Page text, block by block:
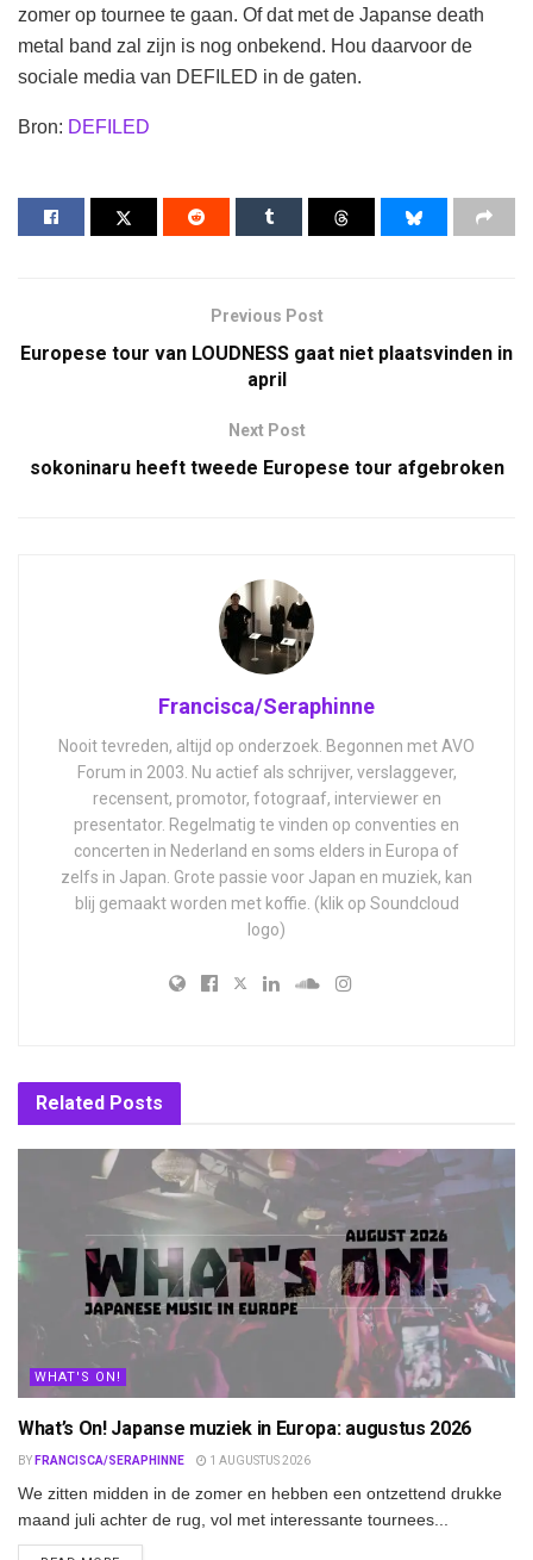
zomer op tournee te gaan. Of dat met de Japanse death
metal band zal zijn is nog onbekend. Hou daarvoor de
sociale media van DEFILED in de gaten.
Bron: DEFILED
Previous Post
Europese tour van LOUDNESS gaat niet plaatsvinden in
april
Next Post
sokoninaru heeft tweede Europese tour afgebroken
Francisca/Seraphinne
Nooit tevreden, altijd op onderzoek. Begonnen met AVO
Forum in 2003. Nu actief als schrijver, verslaggever,
recensent, promotor, fotograaf, interviewer en
presentator. Regelmatig te vinden op conventies en
concerten in Nederland en soms elders in Europa of
zelfs in Japan. Grote passie voor Japan en muziek, kan
blij gemaakt worden met koffie. (klik op Soundcloud
logo)
Related Posts
WHAT'S ON!
What’s On! Japanse muziek in Europa: augustus 2026
BY FRANCISCA/SERAPHINNE 1 AUGUSTUS 2026
We zitten midden in de zomer en hebben een ontzettend drukke
maand juli achter de rug, vol met interessante tournees...